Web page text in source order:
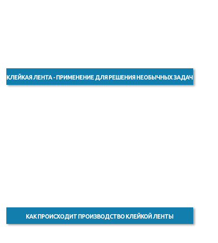
КЛЕЙКАЯ ЛЕНТА - ПРИМЕНЕНИЕ ДЛЯ РЕШЕНИЯ НЕОБЫЧНЫХ ЗАДАЧ
КАК ПРОИСХОДИТ ПРОИЗВОДСТВО КЛЕЙКОЙ ЛЕНТЫ